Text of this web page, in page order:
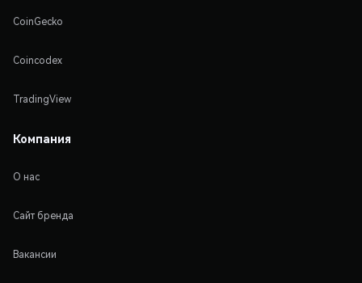
CoinGecko
Coincodex
TradingView
Компания
О нас
Сайт бренда
Вакансии